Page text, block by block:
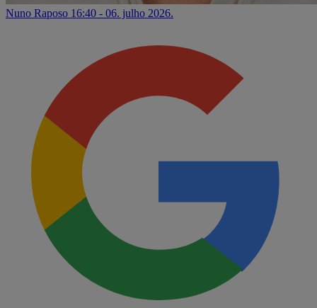
Nuno Raposo 16:40 - 06. julho 2026.